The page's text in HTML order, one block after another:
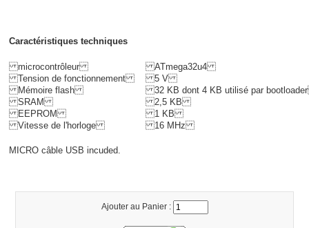
Caractéristiques techniques
microcontrôleur
ATmega32u4
Tension de fonctionnement
5 V
Mémoire flash
32 KB dont 4 KB utilisé par
SRAM
2,5 KB
EEPROM
1 KB
Vitesse de l'horloge
16 MHz
MICRO câble USB incuded.
Ajouter au Panier :